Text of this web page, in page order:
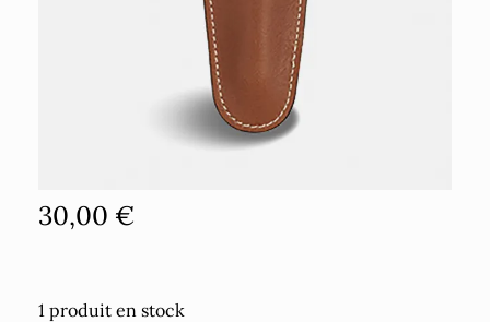
30,00 €
1 produit en stock